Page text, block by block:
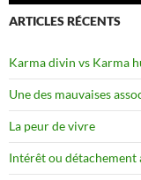
ARTICLES RÉCENTS
Karma divin vs Karma
Une des mauvaises
La peur de vivre
Intérêt ou détachement